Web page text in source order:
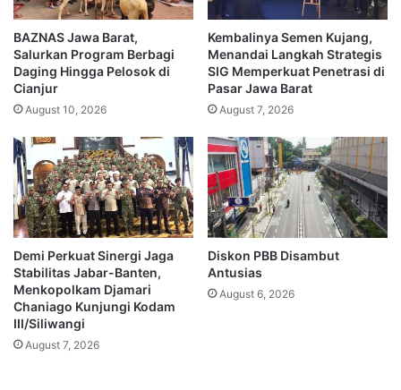
BAZNAS Jawa Barat,
Salurkan Program Berbagi
Daging Hingga Pelosok di
Cianjur
August 10, 2026
Kembalinya Semen Kujang,
Menandai Langkah Strategis
SIG Memperkuat Penetrasi di
Pasar Jawa Barat
August 7, 2026
Demi Perkuat Sinergi Jaga
Stabilitas Jabar-Banten,
Menkopolkam Djamari
Chaniago Kunjungi Kodam
III/Siliwangi
August 7, 2026
Diskon PBB Disambut
Antusias
August 6, 2026